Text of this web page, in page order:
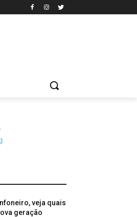
veja quais
geração